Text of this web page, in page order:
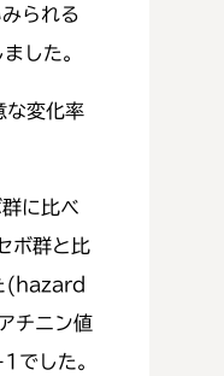
られる
した。
な変化率
に比べ
ボ群と比
(hazard
チニン値
でした。